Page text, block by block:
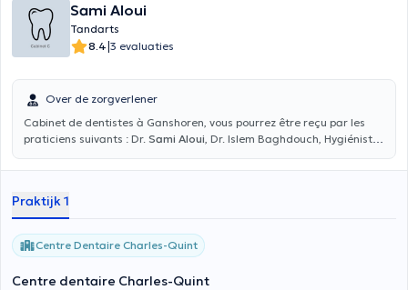
Sami Aloui
Tandarts
8.4|3 evaluaties
Over de zorgverlener
Cabinet de dentistes à Ganshoren, vous pourrez être reçu par les
praticiens suivants : Dr. Sami Aloui, Dr. Islem Baghdouch, Hygiéniste
Praktijk 1
Centre Dentaire Charles-Quint
Centre dentaire Charles-Quint